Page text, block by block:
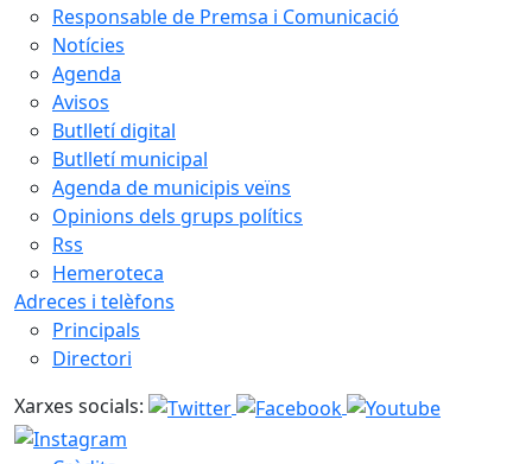
Responsable de Premsa i Comunicació
Notícies
Agenda
Avisos
Butlletí digital
Butlletí municipal
Agenda de municipis veïns
Opinions dels grups polítics
Rss
Hemeroteca
Adreces i telèfons
Principals
Directori
Xarxes socials: